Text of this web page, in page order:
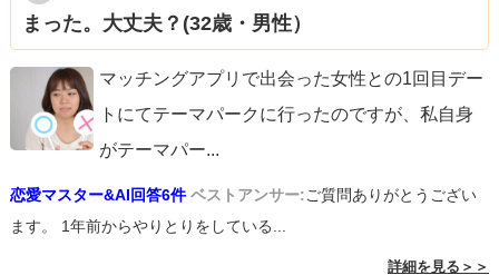
まった。大丈夫？(32歳・男性）
マッチングアプリで出会った女性との1回目デー
トにてテーマパークに行ったのですが、私自身
がテーマパー...
恋愛マスター&AI回答6件 ベストアンサー:ご質問ありがとうござい
ます。 1年前からやりとりをしている...
詳細を見る＞＞